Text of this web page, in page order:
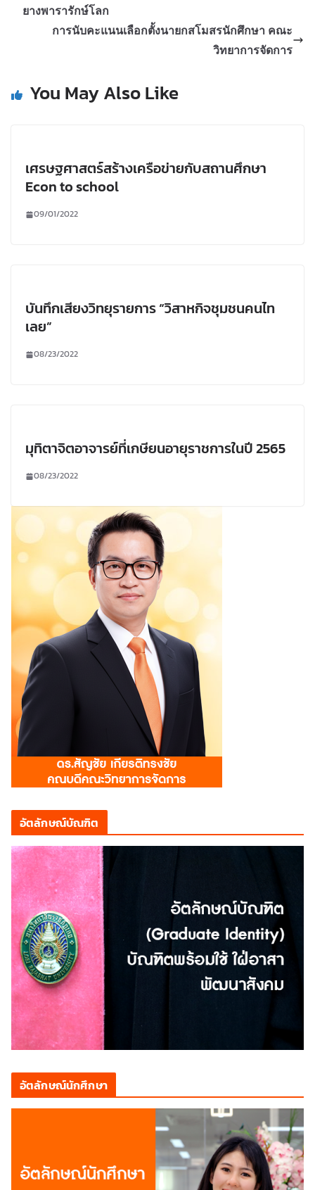
ยางพารารักษ์โลก
การนับคะแนนเลือกตั้งนายกสโมสรนักศึกษา คณะ
วิทยาการจัดการ
You May Also Like
เศรษฐศาสตร์สร้างเครือข่ายกับสถานศึกษา
Econ to school
09/01/2022
บันทึกเสียงวิทยุรายการ “วิสาหกิจชุมชนคนไท
เลย”
08/23/2022
มุทิตาจิตอาจารย์ที่เกษียนอายุราชการในปี 2565
08/23/2022
อัตลักษณ์บัณฑิต
อัตลักษณ์นักศึกษา